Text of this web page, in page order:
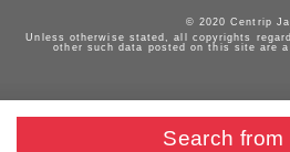
Search from
© 2020 Centrip
Unless otherwise stated, all copyrights
other such data posted on this site are